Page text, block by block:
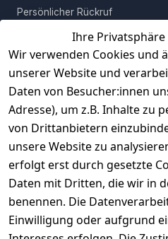
Charme und die Geschichten
beeinflussen.
Ihre
Wir verwenden Cookies und
unserer Website und
Daten von Besucher:innen
Adresse), um z.B. Inhalte zu
von Drittanbietern
unsere Website zu
erfolgt erst durch gesetzte
Daten mit Dritten, die wir in
benennen. Die
Einwilligung oder aufgrund
Persönlicher Rückruf
Erfahrungen
Vertrag widerrufen
INFORMATIONEN
Widerrufsrecht
Datenschutz
Unser Unternehmen